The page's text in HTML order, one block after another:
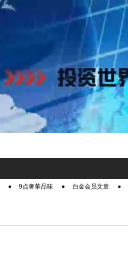
9点奢華品味 白金会员文章